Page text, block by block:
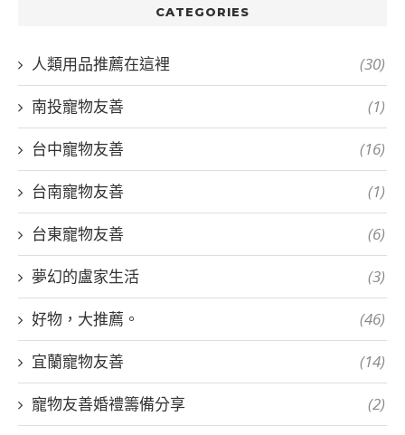
CATEGORIES
人類用品推薦在這裡 (30)
南投寵物友善 (1)
台中寵物友善 (16)
台南寵物友善 (1)
台東寵物友善 (6)
夢幻的盧家生活 (3)
好物，大推薦。 (46)
宜蘭寵物友善 (14)
寵物友善婚禮籌備分享 (2)